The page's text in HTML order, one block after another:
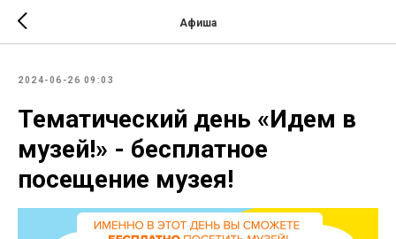
Афиша
2024-06-26 09:03
Тематический день «Идем в
музей!» - бесплатное
посещение музея!